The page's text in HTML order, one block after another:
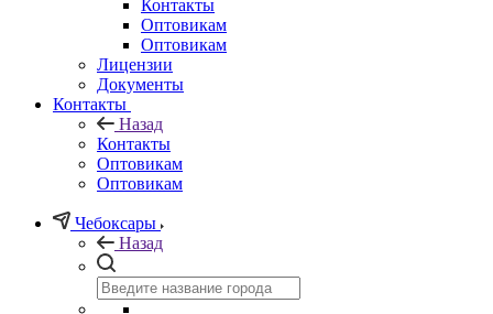
Контакты
Оптовикам
Оптовикам
Лицензии
Документы
Контакты
Назад
Контакты
Оптовикам
Оптовикам
Чебоксары
Назад